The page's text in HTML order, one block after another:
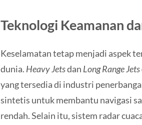
Teknologi Keamanan
Keselamatan tetap menjadi aspek
dunia. Heavy Jetsdan Long Range Jets
yang tersedia di industri
sintetis untuk membantu navigasi
rendah. Selain itu, sistem radar